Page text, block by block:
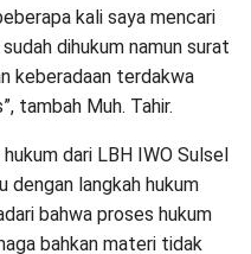
kali saya mencari
dihukum namun surat
keberadaan terdakwa
tambah Muh. Tahir.
dari LBH IWO Sulsel
dengan langkah hukum
bahwa proses hukum
bahkan materi tidak